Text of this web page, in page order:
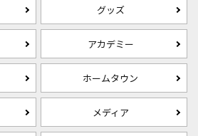
グッズ
アカデミー
ホームタウン
メディア